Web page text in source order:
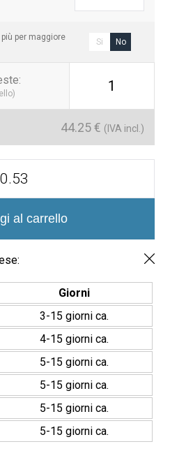
per maggiore
Si No
: 1
44.25 € (IVA incl.)
al carrello
Giorni
3-15 giorni ca.
4-15 giorni ca.
5-15 giorni ca.
5-15 giorni ca.
5-15 giorni ca.
5-15 giorni ca.